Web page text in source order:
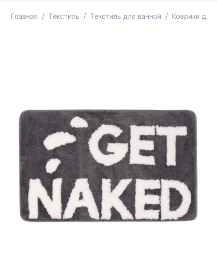
Главная / Текстиль / Текстиль для ванной / Коврики для